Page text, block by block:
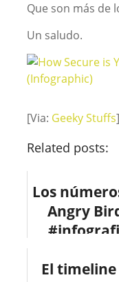
Que son más de
Un saludo.
[Via: Geeky Stuffs]
Related posts:
Los
Angry
El timeline